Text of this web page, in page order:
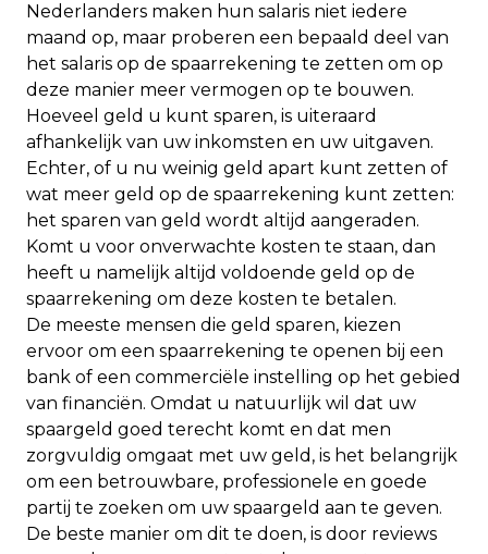
Nederlanders maken hun salaris niet iedere
maand op, maar proberen een bepaald deel van
het salaris op de spaarrekening te zetten om op
deze manier meer vermogen op te bouwen.
Hoeveel geld u kunt sparen, is uiteraard
afhankelijk van uw inkomsten en uw uitgaven.
Echter, of u nu weinig geld apart kunt zetten of
wat meer geld op de spaarrekening kunt zetten:
het sparen van geld wordt altijd aangeraden.
Komt u voor onverwachte kosten te staan, dan
heeft u namelijk altijd voldoende geld op de
spaarrekening om deze kosten te betalen.
De meeste mensen die geld sparen, kiezen
ervoor om een spaarrekening te openen bij een
bank of een commerciële instelling op het gebied
van financiën. Omdat u natuurlijk wil dat uw
spaargeld goed terecht komt en dat men
zorgvuldig omgaat met uw geld, is het belangrijk
om een betrouwbare, professionele en goede
partij te zoeken om uw spaargeld aan te geven.
De beste manier om dit te doen, is door reviews